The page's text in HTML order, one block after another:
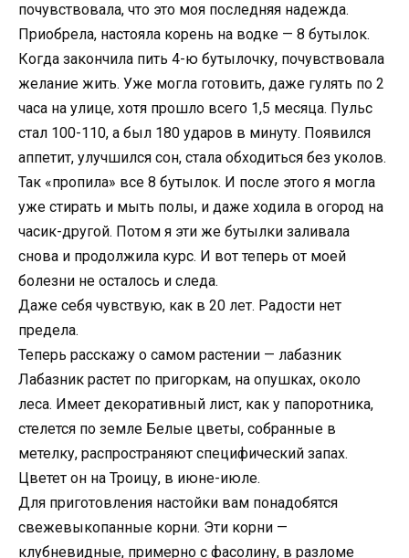
почувствовала, что это моя последняя надежда.
Приобрела, настояла корень на водке — 8 бутылок.
Когда закончила пить 4-ю бутылочку, почувствовала
желание жить. Уже могла готовить, даже гулять по 2
часа на улице, хотя прошло всего 1,5 месяца. Пульс
стал 100-110, а был 180 ударов в минуту. Появился
аппетит, улучшился сон, стала обходиться без уколов.
Так «пропила» все 8 бутылок. И после этого я могла
уже стирать и мыть полы, и даже ходила в огород на
часик-другой. Потом я эти же бутылки заливала
снова и продолжила курс. И вот теперь от моей
болезни не осталось и следа.
Даже себя чувствую, как в 20 лет. Радости нет
предела.
Теперь расскажу о самом растении — лабазник
Лабазник растет по пригоркам, на опушках, около
леса. Имеет декоративный лист, как у папоротника,
стелется по земле Белые цветы, собранные в
метелку, распространяют специфический запах.
Цветет он на Троицу, в июне-июле.
Для приготовления настойки вам понадобятся
свежевыкопанные корни. Эти корни —
клубневидные, примерно с фасолину, в разломе